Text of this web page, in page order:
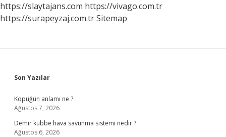
https://slaytajans.com https://vivago.com.tr
https://surapeyzaj.com.trSitemap
Sidebar
Son Yazılar
Köpüğün anlamı ne ?
Ağustos 7, 2026
Demir kubbe hava savunma sistemi nedir ?
Ağustos 6, 2026